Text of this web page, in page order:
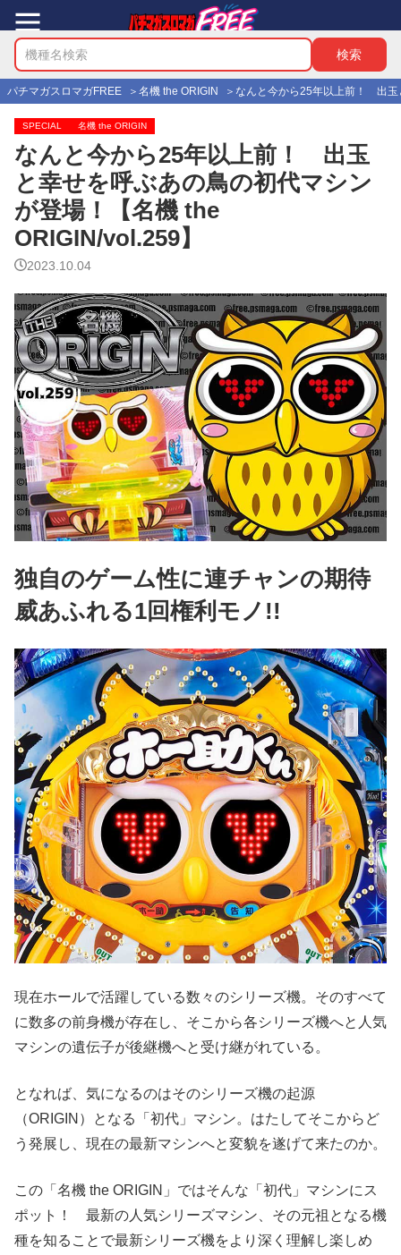
パチマガスロマガFREE 名機 the ORIGIN なんと今から25年以上前！ 出玉
SPECIAL 名機 the ORIGIN
なんと今から25年以上前！ 出玉
と幸せを呼ぶあの鳥の初代マシン
が登場！【名機 the
ORIGIN/vol.259】
2023.10.04
独自のゲーム性に連チャンの期待
威あふれる1回権利モノ!!
現在ホールで活躍している数々のシリーズ機。そのすべて
に数多の前身機が存在し、そこから各シリーズ機へと人気
マシンの遺伝子が後継機へと受け継がれている。
となれば、気になるのはそのシリーズ機の起源
（ORIGIN）となる「初代」マシン。はたしてそこからど
う発展し、現在の最新マシンへと変貌を遂げて来たのか。
この「名機 the ORIGIN」ではそんな「初代」マシンにス
ポット！ 最新の人気シリーズマシン、その元祖となる機
種を知ることで最新シリーズ機をより深く理解し楽しめ